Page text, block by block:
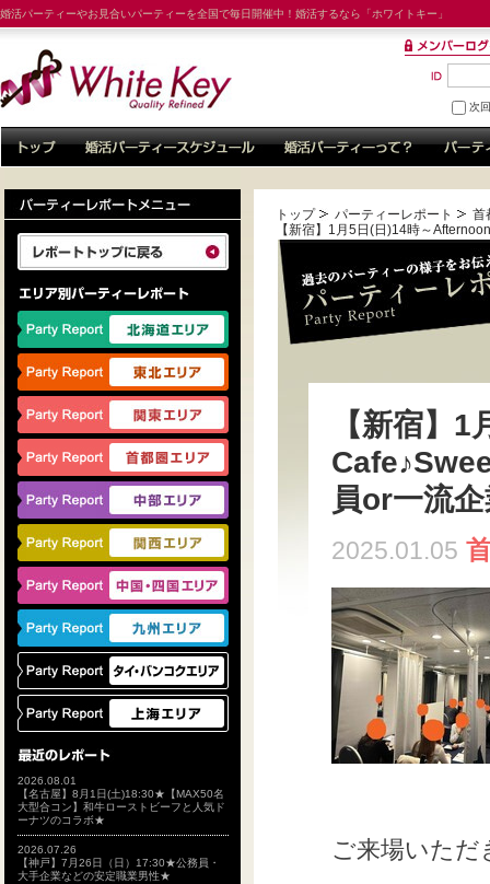
婚活パーティーやお見合いパーティーを全国で毎日開催中！婚活するなら「ホワイトキー」
次
2026.08.01
【名古屋】8月1日(土)18:30★【MAX50名
大型合コン】和牛ローストビーフと人気ド
ーナツのコラボ★
2026.07.26
【神戸】7月26日（日）17:30★公務員・
大手企業などの安定職業男性★
トップ パーティーレポート
首
【新宿】1月5日(日)14時～
【新宿】
員or一流
2025.01.05
ご来場いた